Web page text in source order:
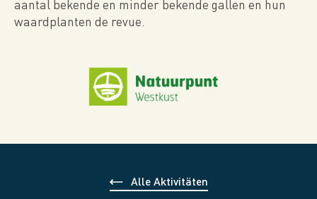
aantal bekende en minder bekende gallen en hun
waardplanten de revue.
Alle Aktivitäten